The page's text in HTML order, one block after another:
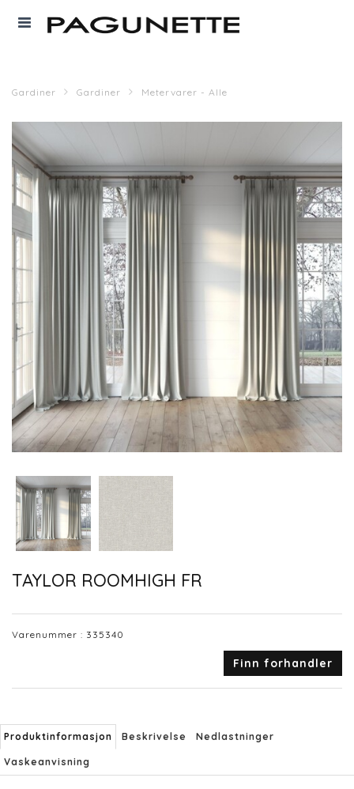
Gardiner Gardiner Metervarer - Alle
TAYLOR ROOMHIGH FR
Varenummer : 335340
Finn forhandler
Produktinformasjon Beskrivelse Nedlastninger
Vaskeanvisning